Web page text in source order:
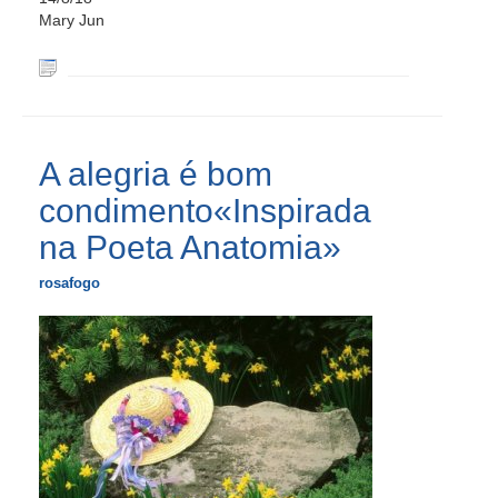
Mary Jun
A alegria é bom
condimento«Inspirada
na Poeta Anatomia»
rosafogo